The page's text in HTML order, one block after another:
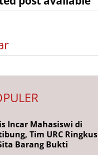
Incar Mahasiswi di
Tim URC Ringkus
Barang Bukti